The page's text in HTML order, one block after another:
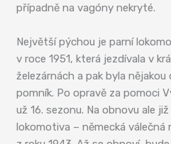
případně na vagóny nekryté.
Největší pýchou je parní
v roce 1951, která jezdívala v
železárnách a pak byla
pomník. Po opravě za pomoci
už 16. sezonu. Na obnovu ale
lokomotiva – německá válečná